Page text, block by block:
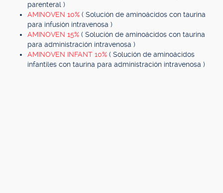
parenteral )
AMINOVEN 10% ( Solución de aminoácidos con taurina
para infusión intravenosa )
AMINOVEN 15% ( Solución de aminoácidos con taurina
para administración intravenosa )
AMINOVEN INFANT 10% ( Solución de aminoácidos
infantiles con taurina para administración intravenosa )